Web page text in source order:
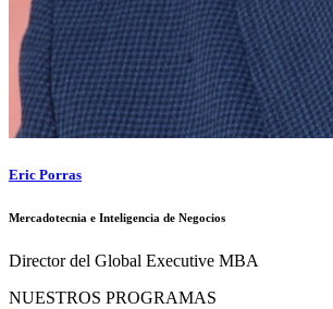
Eric Porras
Mercadotecnia e Inteligencia de Negocios
Director del Global Executive MBA
NUESTROS PROGRAMAS